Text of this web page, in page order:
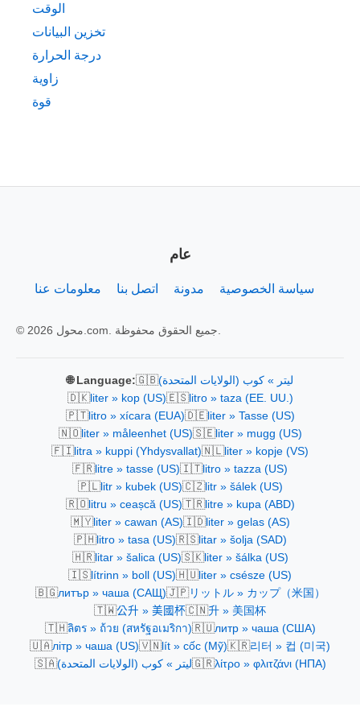
الوقت
تخزين البيانات
درجة الحرارة
زاوية
قوة
عام
معلومات عنا اتصل بنا مدونة سياسة الخصوصية
🌐 Language:🇬🇧ليتر » كوب (الولايات المتحدة)
🇩🇰liter » kop (US)🇪🇸litro » taza (EE. UU.)
🇵🇹litro » xícara (EUA)🇩🇪liter » Tasse (US)
🇳🇴liter » måleenhet (US)🇸🇪liter » mugg (US)
🇫🇮litra » kuppi (Yhdysvallat)🇳🇱liter » kopje (VS)
🇫🇷litre » tasse (US)🇮🇹litro » tazza (US)
🇵🇱litr » kubek (US)🇨🇿litr » šálek (US)
🇷🇴litru » ceașcă (US)🇹🇷litre » kupa (ABD)
🇲🇾liter » cawan (AS)🇮🇩liter » gelas (AS)
🇵🇭litro » tasa (US)🇷🇸litar » šolja (SAD)
🇭🇷litar » šalica (US)🇸🇰liter » šálka (US)
🇮🇸lítrinn » boll (US)🇭🇺liter » csésze (US)
🇧🇬литър » чаша (САЩ)🇯🇵リットル » カップ（米国）
🇹🇼公升 » 美國杯🇨🇳升 » 美国杯
🇹🇭ลิตร » ถ้วย (สหรัฐอเมริกา)🇷🇺литр » чаша (США)
🇺🇦літр » чаша (US)🇻🇳lít » cốc (Mỹ)🇰🇷리터 » 컵 (미국)
🇸🇦ليتر » كوب (الولايات المتحدة)🇬🇷λίτρο » φλιτζάνι (ΗΠΑ)